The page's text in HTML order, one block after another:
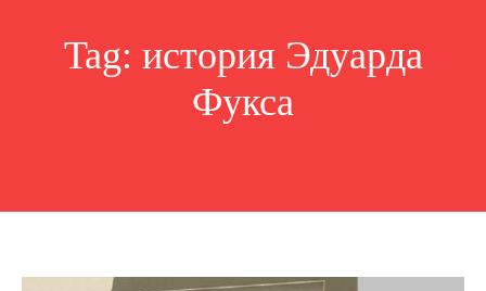
Tag: история Эдуарда
Фукса